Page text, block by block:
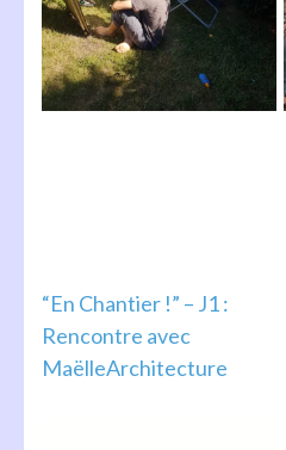
Navigation
de
“En Chantier !” – J1 :
Rencontre avec
MaëlleArchitecture